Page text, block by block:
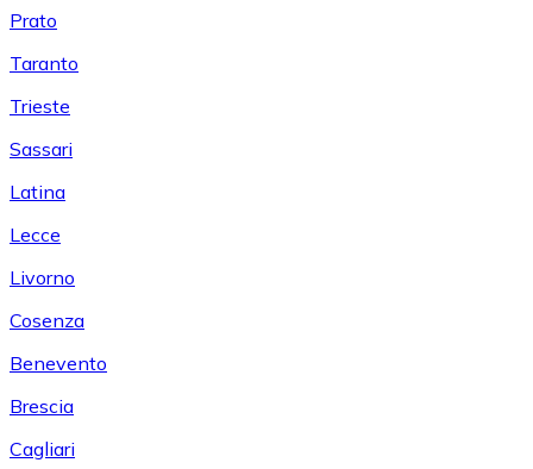
Prato
Taranto
Trieste
Sassari
Latina
Lecce
Livorno
Cosenza
Benevento
Brescia
Cagliari